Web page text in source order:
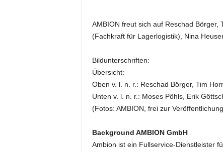
AMBION freut sich auf Reschad Börger,
(Fachkraft für Lagerlogistik), Nina
Bildunterschriften:
Übersicht:
Oben v. l. n. r.: Reschad Börger, Tim
Unten v. l. n. r.: Moses Pöhls, Erik
(Fotos: AMBION, frei zur
Background AMBION GmbH
Ambion ist ein Fullservice-Dienstleister